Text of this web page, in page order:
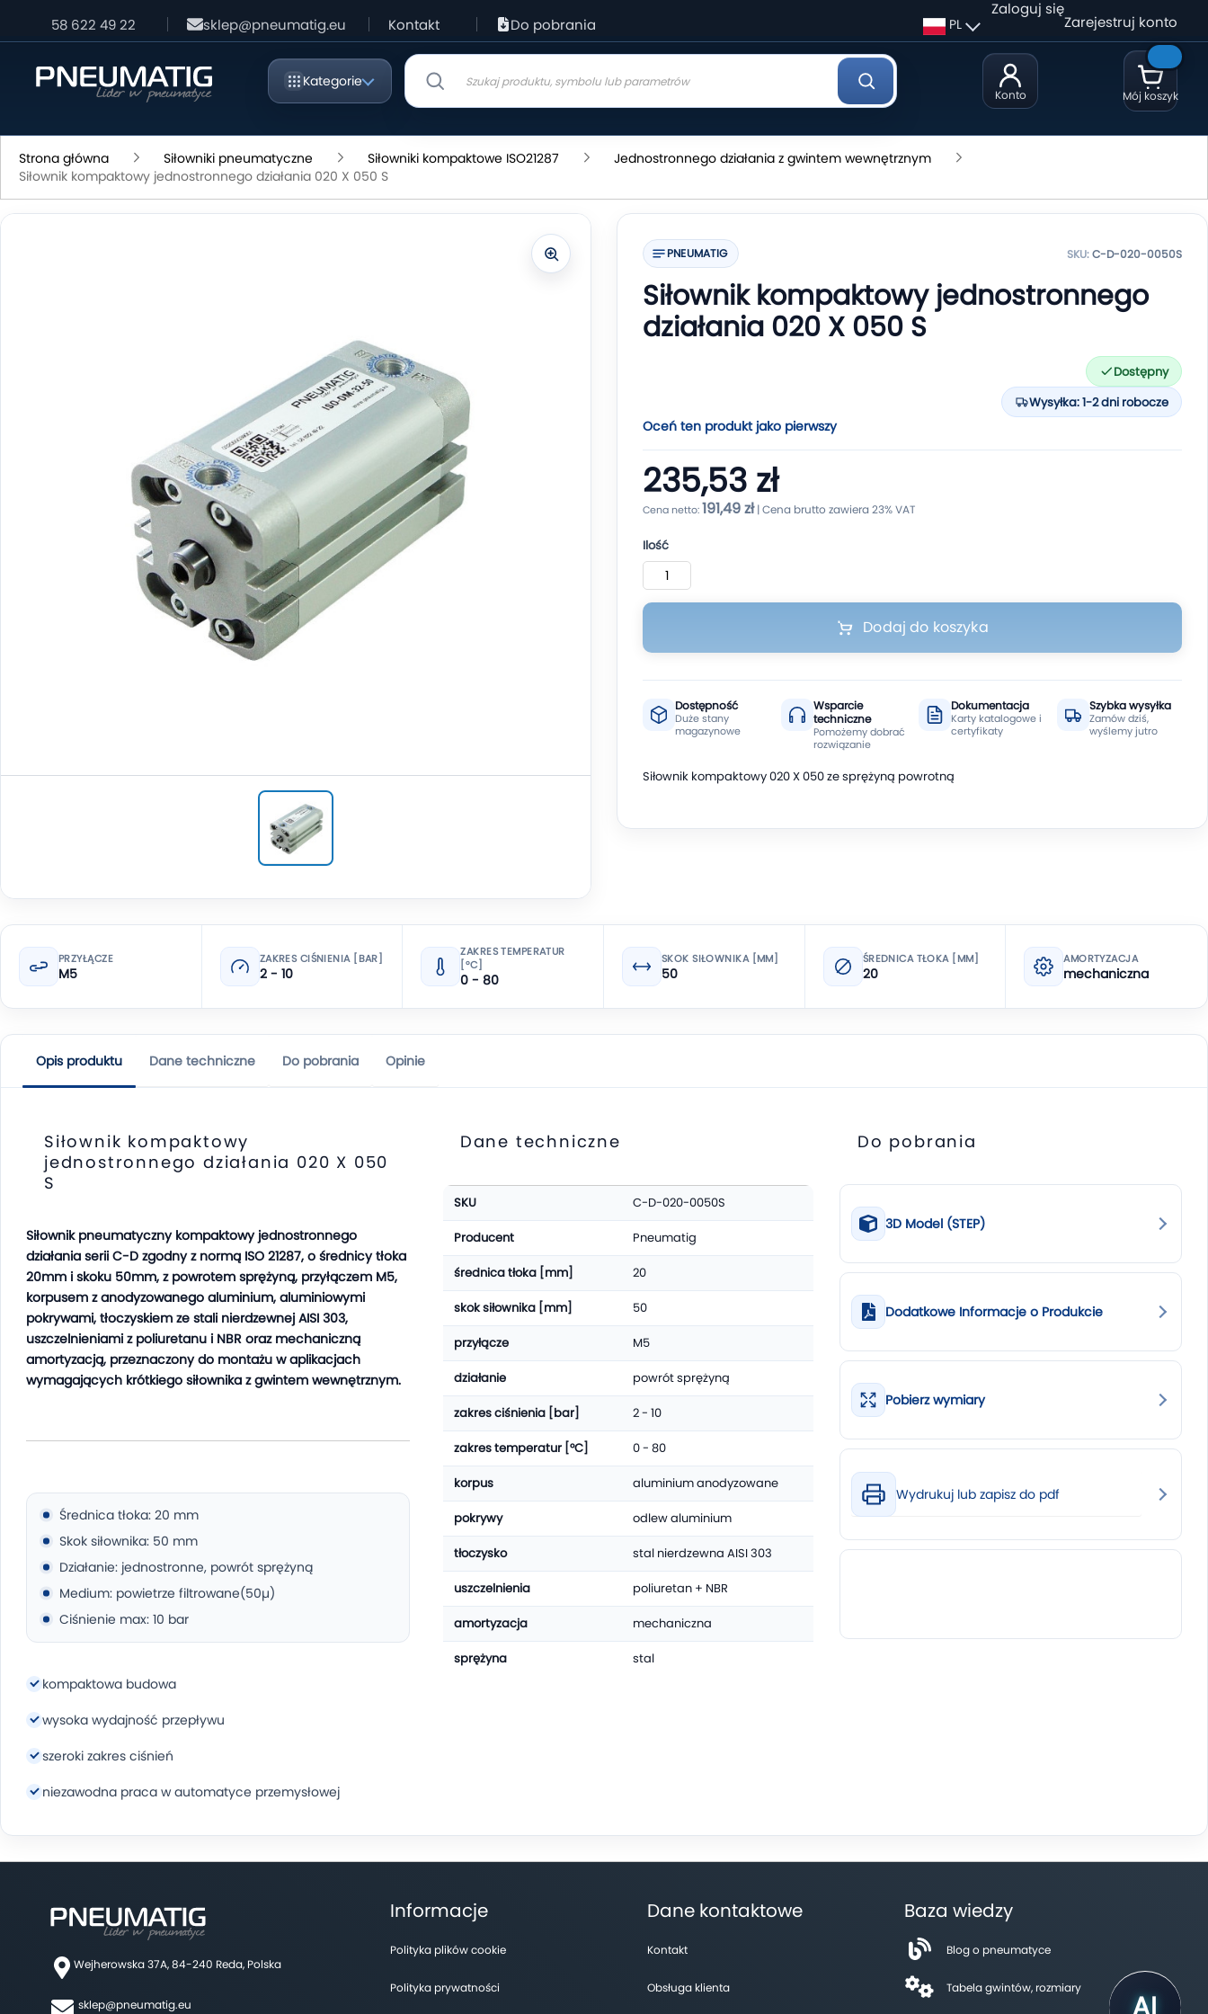
58 622 49 22 sklep@pneumatig.eu Kontakt Do pobrania
Kategorie
Konto
PL
Zaloguj się
Zarejestruj konto
Mój koszyk
Strona główna Siłowniki pneumatyczne Siłowniki kompaktowe ISO21287
Jednostronnego działania z gwintem wewnętrznym
Siłownik kompaktowy jednostronnego działania 020 X 050 S
PNEUMATIG SKU:C-D-020-0050S
Siłownik kompaktowy jednostronnego
działania 020 X 050 S
Dostępny
Wysyłka: 1-2 dni robocze
Oceń ten produkt jako pierwszy
235,53 zł
191,49 zł
Ilość
Dodaj do koszyka
Dostępność
Duże stany
magazynowe
Wsparcie
techniczne
Pomożemy dobrać
rozwiązanie
Dokumentacja
Karty katalogowe i
certyfikaty
Szybka wysyłka
Zamów dziś,
wyślemy jutro
Siłownik kompaktowy 020 X 050 ze sprężyną powrotną
PRZYŁĄCZE
M5
ZAKRES CIŚNIENIA [BAR]
2 - 10
ZAKRES TEMPERATUR
[°C]
0 - 80
SKOK SIŁOWNIKA [MM]
50
ŚREDNICA TŁOKA [MM]
20
AMORTYZACJA
mechaniczna
Opis produktu Dane techniczne Do pobrania Opinie
Siłownik kompaktowy
jednostronnego działania 020 X 050
S
Siłownik pneumatyczny kompaktowy jednostronnego
działania serii C-D zgodny z normą ISO 21287, o średnicy tłoka
20mm i skoku 50mm, z powrotem sprężyną, przyłączem M5,
korpusem z anodyzowanego aluminium, aluminiowymi
pokrywami, tłoczyskiem ze stali nierdzewnej AISI 303,
uszczelnieniami z poliuretanu i NBR oraz mechaniczną
amortyzacją, przeznaczony do montażu w aplikacjach
wymagających krótkiego siłownika z gwintem wewnętrznym.
Średnica tłoka: 20 mm
Skok siłownika: 50 mm
Działanie: jednostronne, powrót sprężyną
Medium: powietrze filtrowane(50µ)
Ciśnienie max: 10 bar
kompaktowa budowa
wysoka wydajność przepływu
szeroki zakres ciśnień
niezawodna praca w automatyce przemysłowej
Dane techniczne
Więcej
informacji
SKU C-D-020-0050S
Producent Pneumatig
średnica tłoka [mm] 20
skok siłownika [mm] 50
przyłącze M5
działanie powrót sprężyną
zakres ciśnienia [bar] 2 - 10
zakres temperatur [°C] 0 - 80
korpus aluminium anodyzowane
pokrywy odlew aluminium
tłoczysko stal nierdzewna AISI 303
uszczelnienia poliuretan + NBR
amortyzacja mechaniczna
sprężyna stal
Do pobrania
3D Model (STEP)
Dodatkowe Informacje o Produkcie
Pobierz wymiary
Wydrukuj lub zapisz do pdf
Wejherowska 37A, 84-240 Reda, Polska
sklep@pneumatig.eu
Informacje
Polityka plików cookie
Polityka prywatności
Dane kontaktowe
Kontakt
Obsługa klienta
Baza wiedzy
Blog o pneumatyce
Tabela gwintów, rozmiary